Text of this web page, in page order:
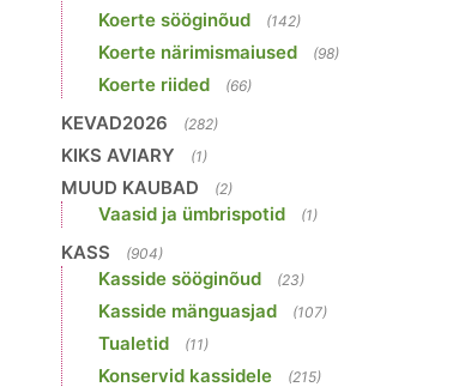
Koerte sööginõud (142)
Koerte närimismaiused (98)
Koerte riided (66)
KEVAD2026 (282)
KIKS AVIARY (1)
MUUD KAUBAD (2)
Vaasid ja ümbrispotid (1)
KASS (904)
Kasside sööginõud (23)
Kasside mänguasjad (107)
Tualetid (11)
Konservid kassidele (215)